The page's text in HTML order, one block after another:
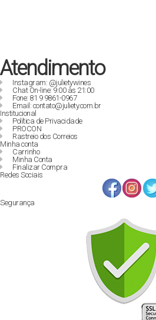
Atendimento
Instagram: @julietywines
Chat On-line: 9:00 às 21:00
Fone: 81 9 9861-0967
Email: contato@juliety.com.br
Institucional
Política de Privacidade
PROCON
Rastreio dos Correios
Minha conta
Carrinho
Minha Conta
Finalizar Compra
Redes Sociais
Segurança